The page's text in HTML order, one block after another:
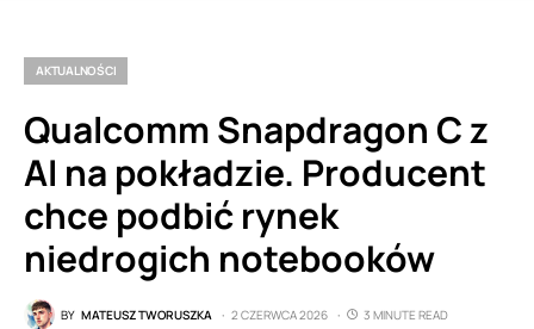
AKTUALNOŚCI
Qualcomm Snapdragon C z
AI na pokładzie. Producent
chce podbić rynek
niedrogich notebooków
BY MATEUSZ TWORUSZKA 2 CZERWCA 2026
3 MINUTE READ